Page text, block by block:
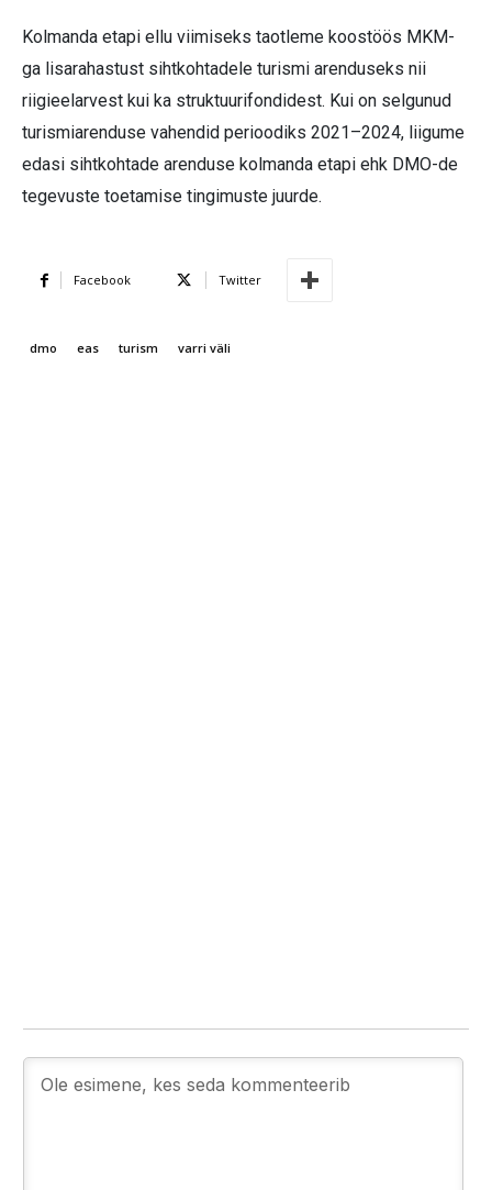
Kolmanda etapi ellu viimiseks taotleme koostöös MKM-
ga lisarahastust sihtkohtadele turismi arenduseks nii
riigieelarvest kui ka struktuurifondidest. Kui on selgunud
turismiarenduse vahendid perioodiks 2021–2024, liigume
edasi sihtkohtade arenduse kolmanda etapi ehk DMO-de
tegevuste toetamise tingimuste juurde.
Facebook Twitter
dmo eas turism varri väli